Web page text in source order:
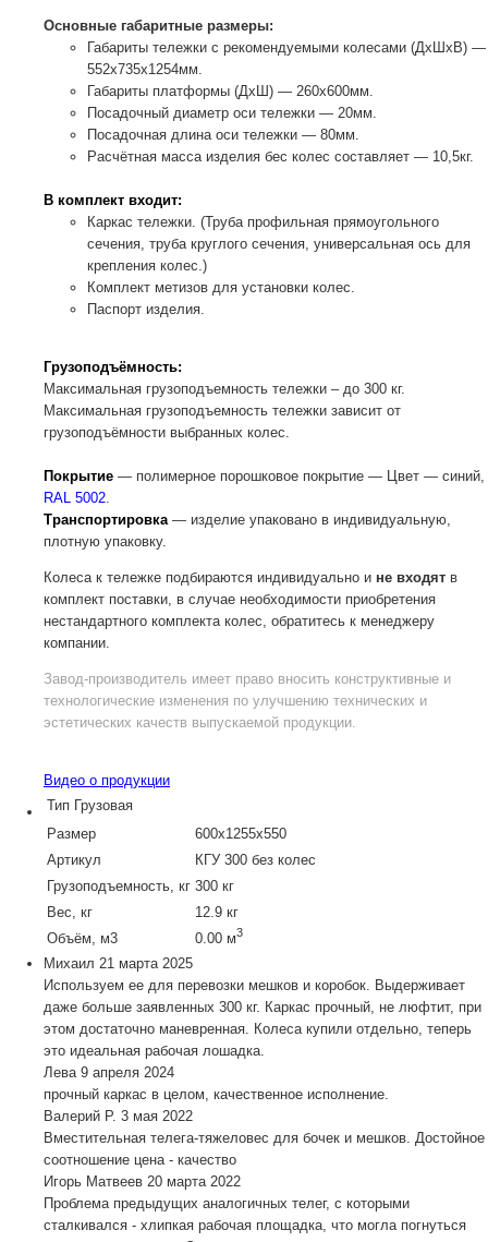
Основные габаритные размеры:
Габариты тележки с рекомендуемыми колесами (ДхШхВ) —
552х735х1254мм.
Габариты платформы (ДхШ) — 260х600мм.
Посадочный диаметр оси тележки — 20мм.
Посадочная длина оси тележки — 80мм.
Расчётная масса изделия бес колес составляет — 10,5кг.
В комплект входит:
Каркас тележки. (Труба профильная прямоугольного
сечения, труба круглого сечения, универсальная ось для
крепления колес.)
Комплект метизов для установки колес.
Паспорт изделия.
Грузоподъёмность:
Максимальная грузоподъемность тележки – до 300 кг.
Максимальная грузоподъемность тележки зависит от
грузоподъёмности выбранных колес.
Покрытие — полимерное порошковое покрытие — Цвет — синий,
RAL 5002
Транспортировка — изделие упаковано в индивидуальную,
плотную упаковку.
Колеса к тележке подбираются индивидуально и не входят в
комплект поставки, в случае необходимости приобретения
нестандартного комплекта колес, обратитесь к менеджеру
компании.
Завод-производитель имеет право вносить конструктивные и
технологические изменения по улучшению технических и
эстетических качеств выпускаемой продукции.
Видео о продукции
Тип Грузовая
Размер
600х1255х550
Артикул
КГУ 300 без колес
Грузоподъемность, кг 300 кг
Вес, кг
12.9 кг
Объём, м3
0.00 м3
Михаил 21 марта 2025
Используем ее для перевозки мешков и коробок. Выдерживает
даже больше заявленных 300 кг. Каркас прочный, не люфтит, при
этом достаточно маневренная. Колеса купили отдельно, теперь
это идеальная рабочая лошадка.
Лева 9 апреля 2024
прочный каркас в целом, качественное исполнение.
Валерий Р. 3 мая 2022
Вместительная телега-тяжеловес для бочек и мешков. Достойное
соотношение цена - качество
Игорь Матвеев 20 марта 2022
Проблема предыдущих аналогичных телег, с которыми
сталкивался - хлипкая рабочая площадка, что могла погнуться